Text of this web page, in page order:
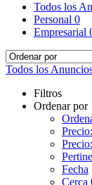
Todos los
Personal 0
Empresarial
Todos los
Filtros
Ordenar por
Fecha
Cerca